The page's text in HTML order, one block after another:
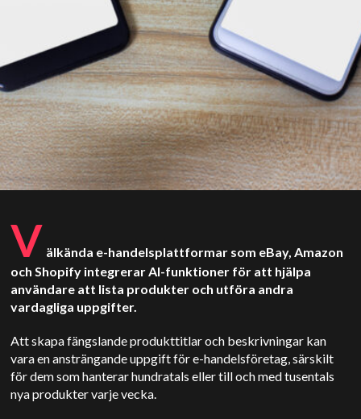
V älkända e-handelsplattformar som eBay, Amazon
och Shopify integrerar AI-funktioner för att hjälpa
användare att lista produkter och utföra andra
vardagliga uppgifter.
Att skapa fängslande produkttitlar och beskrivningar kan
vara en ansträngande uppgift för e-handelsföretag, särskilt
för dem som hanterar hundratals eller till och med tusentals
nya produkter varje vecka.